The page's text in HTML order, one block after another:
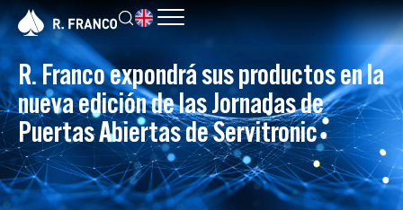
R. Franco expondrá sus productos en la
nueva edición de las Jornadas de
Puertas Abiertas de Servitronic